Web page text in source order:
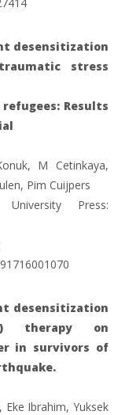
desensitization
stress
Results
M Cetinkaya,
Pim Cuijpers
University Press:
desensitization
therapy on
in survivors of
Eke Ibrahim, Yuksek